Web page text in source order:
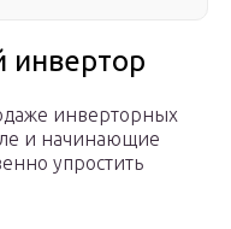
инвертор
инверторных
и начинающие
упростить